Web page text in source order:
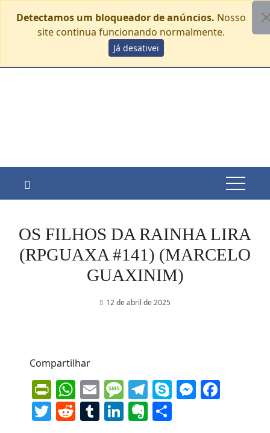
Detectamos um bloqueador de anúncios. Nosso
site continua funcionando normalmente.
Já desativei
to
segunda-feira, agosto 10
OS FILHOS DA RAINHA LIRA
(RPGUAXA #141) (MARCELO
GUAXINIM)
12 de abril de 2025
Compartilhar
PrintFriendly
WhatsApp
EmailMessage
Telegram
Skype
Twitter
Reddit
Tumblr
LinkedIn
Evernote